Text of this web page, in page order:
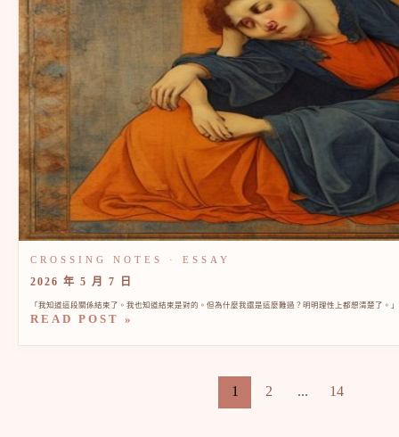
2026 年 5 月 7 日
「我知道這段關係結束了。我也知道結束是對的。但為什麼我還是這麼難過？明明理性上都想清楚了。
READ POST »
1 2 ... 14